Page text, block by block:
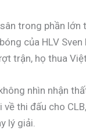
trong phần
của HLV
trận, họ thua
nhìn nhận
thi đấu cho
lý giải.